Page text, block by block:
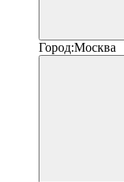
Город:Москва